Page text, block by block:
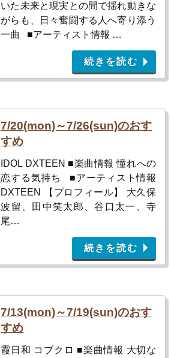
いた未来と現実との間で揺れ動きな
がらも、日々奮闘する人へ寄り添う
一曲 ■アーティスト情報 …
続きを読む
7/20(mon)～7/26(sun)のおす
すめ
IDOL DXTEEN ■楽曲情報 憧れへの
恋する気持ち ■アーティスト情報
DXTEEN 【プロフィール】 大久保
波留、田中笑太郎、谷口太一、寺
尾…
続きを読む
7/13(mon)～7/19(sun)のおす
すめ
霞日和 コブクロ ■楽曲情報 大切な